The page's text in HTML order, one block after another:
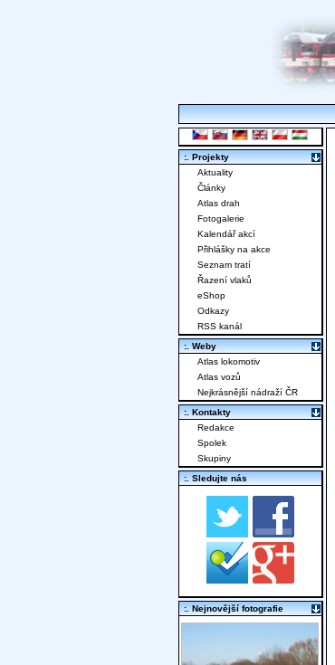
:. Projekty
Aktuality
Články
Atlas drah
Fotogalerie
Kalendář akcí
Přihlášky na akce
Seznam tratí
Řazení vlaků
eShop
Odkazy
RSS kanál
:. Weby
Atlas lokomotiv
Atlas vozů
Nejkrásnější nádraží ČR
:. Kontakty
Redakce
Spolek
Skupiny
:. Sledujte nás
:. Nejnovější fotografie